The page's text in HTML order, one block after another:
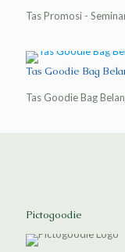
Tas Promosi -
Tas Goodie Bag
Tas Goodie Bag
Pictogoodie